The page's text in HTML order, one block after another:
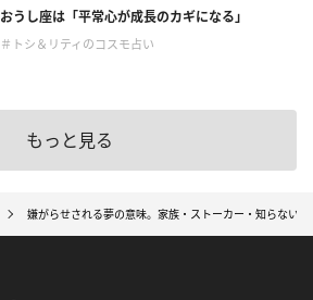
おうし座は「平常心が成長のカギになる」
＃トシ＆リティのコスモ占い
もっと見る
嫌がらせされる夢の意味。家族・ストーカー・知らない